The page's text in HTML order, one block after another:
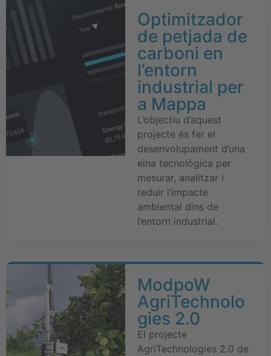
Optimitzador
de petjada de
carboni en
l’entorn
industrial per
a Mappa
L’objectiu d’aquest
projecte és fer el
desenvolupament d’una
eina tecnològica per
mesurar, analitzar i
reduir l’impacte
ambiental dins de
l’entorn industrial.
ModpoW
AgriTechnolo
gies 2.0
El projecte
AgriTechnologies 2.0 de